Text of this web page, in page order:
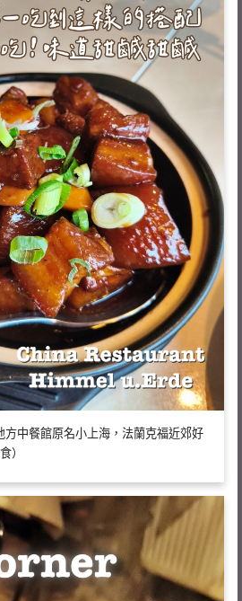
方中餐館原名小上海，法蘭克福近郊好
）